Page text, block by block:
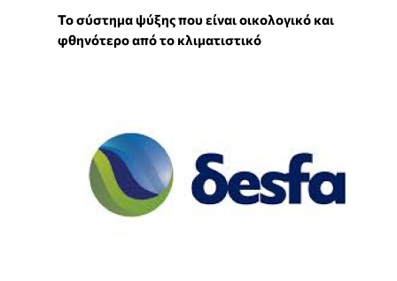
Το σύστημα ψύξης που είναι οικολογικό και
φθηνότερο από το κλιματιστικό